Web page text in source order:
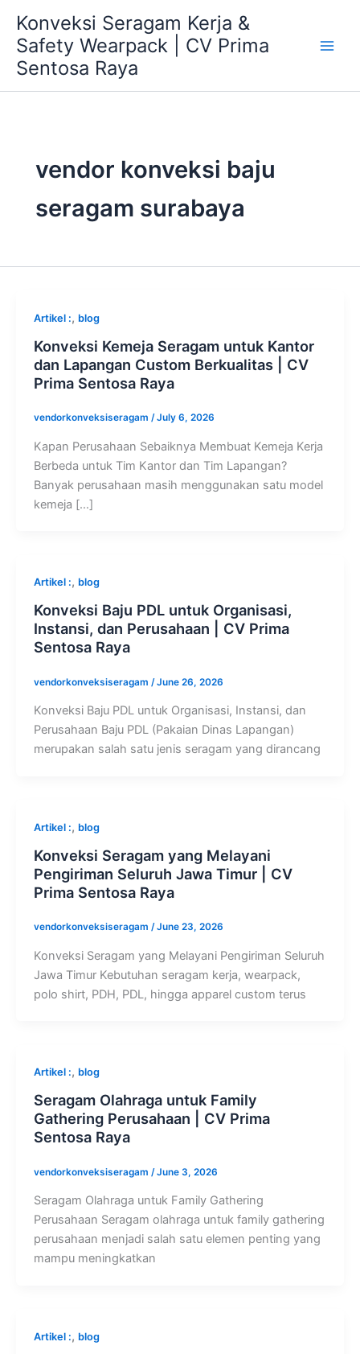
content
Konveksi Seragam Kerja &
Safety Wearpack | CV Prima
Sentosa Raya
vendor konveksi baju
seragam surabaya
Artikel :, blog
Konveksi Kemeja Seragam untuk Kantor
dan Lapangan Custom Berkualitas | CV
Prima Sentosa Raya
vendorkonveksiseragam /July 6, 2026
Kapan Perusahaan Sebaiknya Membuat Kemeja Kerja
Berbeda untuk Tim Kantor dan Tim Lapangan?
Banyak perusahaan masih menggunakan satu model
kemeja […]
Artikel :, blog
Konveksi Baju PDL untuk Organisasi,
Instansi, dan Perusahaan | CV Prima
Sentosa Raya
vendorkonveksiseragam /June 26, 2026
Konveksi Baju PDL untuk Organisasi, Instansi, dan
Perusahaan Baju PDL (Pakaian Dinas Lapangan)
merupakan salah satu jenis seragam yang dirancang
Artikel :, blog
Konveksi Seragam yang Melayani
Pengiriman Seluruh Jawa Timur | CV
Prima Sentosa Raya
vendorkonveksiseragam /June 23, 2026
Konveksi Seragam yang Melayani Pengiriman Seluruh
Jawa Timur Kebutuhan seragam kerja, wearpack,
polo shirt, PDH, PDL, hingga apparel custom terus
Artikel :, blog
Seragam Olahraga untuk Family
Gathering Perusahaan | CV Prima
Sentosa Raya
vendorkonveksiseragam /June 3, 2026
Seragam Olahraga untuk Family Gathering
Perusahaan Seragam olahraga untuk family gathering
perusahaan menjadi salah satu elemen penting yang
mampu meningkatkan
Artikel :, blog